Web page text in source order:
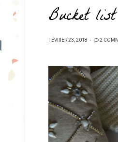
Bucket
PUBLIÉ
FÉVRIER 23, 2018 2